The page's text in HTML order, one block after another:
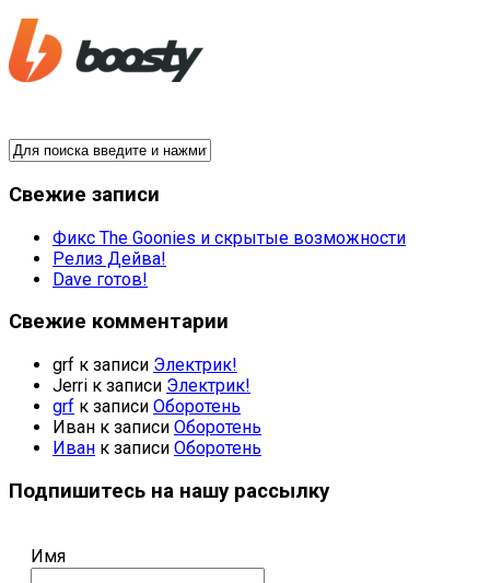
Свежие записи
Фикс The Goonies и скрытые возможности
Релиз Дейва!
Dave готов!
Свежие комментарии
grf к записи Электрик!
Jerri к записи Электрик!
grf к записи Оборотень
Иван к записи Оборотень
Иван к записи Оборотень
Подпишитесь на нашу рассылку
Имя